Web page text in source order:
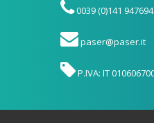
0039 (0)141 947694
paser@paser.it
P.IVA: IT